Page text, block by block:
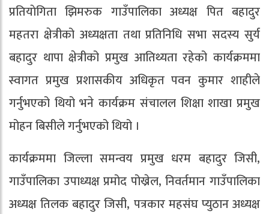
प्रतियाेगिता झिमरुक गाउँपालिका अध्यक्ष पित बहादुर
महतरा क्षेत्रीको अध्यक्षता तथा प्रतिनिधि सभा सदस्य सुर्य
बहादुर थापा क्षेत्रीको प्रमुख आतिथ्यता रहेको कार्यक्रममा
स्वागत प्रमुख प्रशासकीय अधिकृत पवन कुमार शाहीले
गर्नुभएको थियो भने कार्यक्रम संचालल शिक्षा शाखा प्रमुख
मोहन बिसीले गर्नुभएको थियो ।
कार्यक्रममा जिल्ला समन्वय प्रमुख धरम बहादुर जिसी,
गाउँपालिका उपाध्यक्ष प्रमोद पोख्रेल, निवर्तमान गाउँपालिका
अध्यक्ष तिलक बहादुर जिसी, पत्रकार महसंघ प्युठान अध्यक्ष